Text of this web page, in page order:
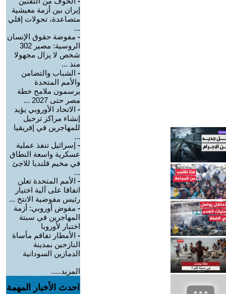
إيران بين أزمة معيشية
متصاعدة، تحولات إقلي
...
- مفوضة حقوق الإنسان
الروسية: مصير 302
شخص لا يزال مجهولا
منذ ...
- الشباب والتضامن
والأمم المتحدة
يرسمون ملامح خطة
مصر حتى 2027 ...
- الاتحاد الأوروبي يؤيد
إنشاء مراكز ترحيل
للمهاجرين في إفريقيا
...
- إسرائيل تنفذ عملية
عسكرية واسعة النطاق
في مخيم قلنديا للاجئ
...
- الأمم المتحدة تعلن
اتفاقا على آلية اختيار
رئيس مفوضية الانتخ ...
- مفوض أوروبي: أزمة
المهاجرين في سبتة
اختبار لأوروبا
- الأمطار تفاقم مأساة
النازحين بمدينة
الدمازين السودانية
المزيد.....
احدث الأخبار المهمة